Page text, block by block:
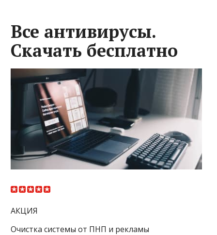
Все антивирусы.
Скачать бесплатно
АКЦИЯ
Очистка системы от ПНП и рекламы